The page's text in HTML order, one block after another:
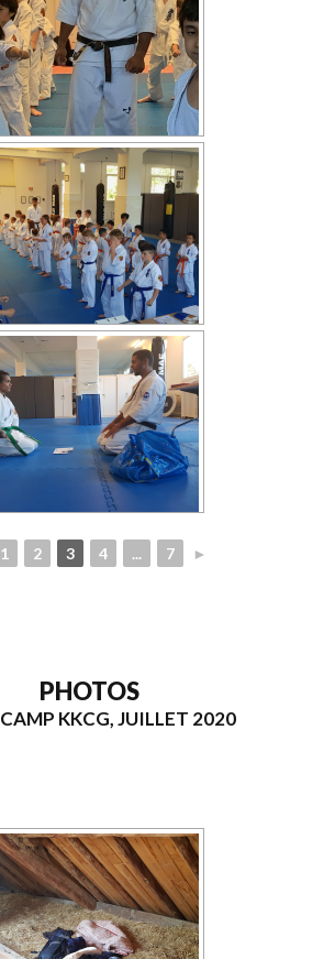
1 2 3 4 ... 7 ►
PHOTOS
KKCG, JUILLET 2020